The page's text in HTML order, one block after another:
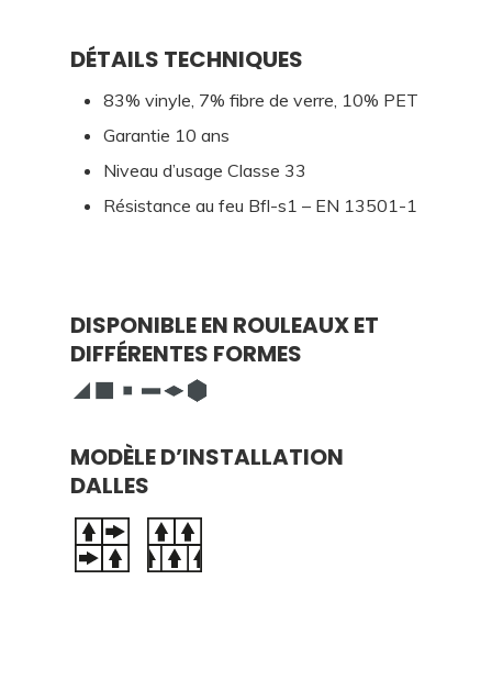
DÉTAILS TECHNIQUES
83% vinyle, 7% fibre de verre, 10% PET
Garantie 10 ans
Niveau d’usage Classe 33
Résistance au feu Bfl-s1 – EN 13501-1
DISPONIBLE EN ROULEAUX ET
DIFFÉRENTES FORMES
MODÈLE D’INSTALLATION
DALLES